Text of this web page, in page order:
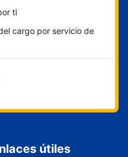
ti
cargo por servicio de
útiles